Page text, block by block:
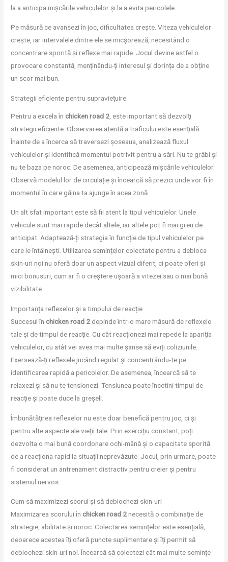
la a anticipa mișcările vehiculelor și la a evita pericolele.
Pe măsură ce avansezi în joc, dificultatea crește. Viteza vehiculelor
crește, iar intervalele dintre ele se micșorează, necesitând o
concentrare sporită și reflexe mai rapide. Jocul devine astfel o
provocare constantă, menținându-ți interesul și dorința de a obține
un scor mai bun.
Strategii eficiente pentru supraviețuire
Pentru a excela în chicken road 2 , este important să dezvolți
strategii eficiente. Observarea atentă a traficului este esențială.
Înainte de a încerca să traversezi șoseaua, analizează fluxul
vehiculelor și identifică momentul potrivit pentru a sări. Nu te grăbi și
nu te baza pe noroc. De asemenea, anticipează mișcările vehiculelor.
Observă modelul lor de circulație și încearcă să prezici unde vor fi în
momentul în care găina ta ajunge în acea zonă.
Un alt sfat important este să fii atent la tipul vehiculelor. Unele
vehicule sunt mai rapide decât altele, iar altele pot fi mai greu de
anticipat. Adaptează-ți strategia în funcție de tipul vehiculelor pe
care le întâlnești. Utilizarea semințelor colectate pentru a debloca
skin-uri noi nu oferă doar un aspect vizual diferit, ci poate oferi și
mici bonusuri, cum ar fi o creștere ușoară a vitezei sau o mai bună
vizibilitate.
Importanța reflexelor și a timpului de reacție
Succesul în chicken road 2 depinde într-o mare măsură de reflexele
tale și de timpul de reacție. Cu cât reacționezi mai repede la apariția
vehiculelor, cu atât vei avea mai multe șanse să eviți coliziunile.
Exersează-ți reflexele jucând regulat și concentrându-te pe
identificarea rapidă a pericolelor. De asemenea, încearcă să te
relaxezi și să nu te tensionezi. Tensiunea poate încetini timpul de
reacție și poate duce la greșeli.
Îmbunătățirea reflexelor nu este doar benefică pentru joc, ci și
pentru alte aspecte ale vieții tale. Prin exercițiu constant, poți
dezvolta o mai bună coordonare ochi-mână și o capacitate sporită
de a reacționa rapid la situații neprevăzute. Jocul, prin urmare, poate
fi considerat un antrenament distractiv pentru creier și pentru
sistemul nervos.
Cum să maximizezi scorul și să deblochezi skin-uri
Maximizarea scorului în chicken road 2necesită o combinație de
strategie, abilitate și noroc. Colectarea semințelor este esențială,
deoarece acestea îți oferă puncte suplimentare și îți permit să
deblochezi skin-uri noi. Încearcă să colectezi cât mai multe semințe